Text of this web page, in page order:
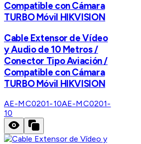
Compatible con Cámara
TURBO Móvil HIKVISION
Cable Extensor de Vídeo
y Audio de 10 Metros /
Conector Tipo Aviación /
Compatible con Cámara
TURBO Móvil HIKVISION
AE-MC0201-10AE-MC0201-
10